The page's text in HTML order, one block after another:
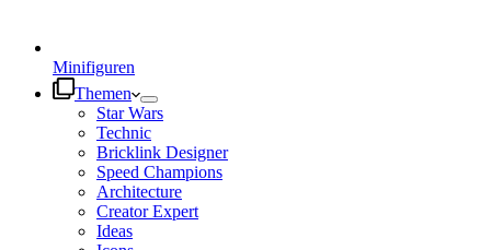
Minifiguren
Themen
Star Wars
Technic
Bricklink Designer
Speed Champions
Architecture
Creator Expert
Ideas